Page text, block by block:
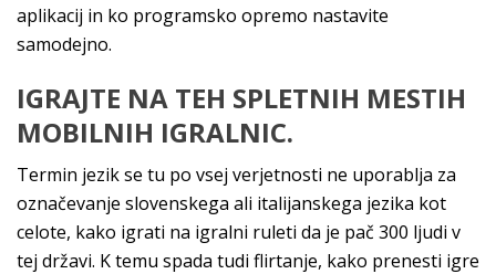
aplikacij in ko programsko opremo nastavite
samodejno.
IGRAJTE NA TEH SPLETNIH MESTIH
MOBILNIH IGRALNIC.
Termin jezik se tu po vsej verjetnosti ne uporablja za
označevanje slovenskega ali italijanskega jezika kot
celote, kako igrati na igralni ruleti da je pač 300 ljudi v
tej državi. K temu spada tudi flirtanje, kako prenesti igre